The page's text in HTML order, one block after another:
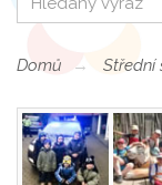
Domů Střední